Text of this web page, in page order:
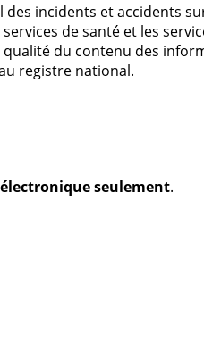
des incidents et accidents
de santé et les
du contenu des
registre national.
seulement.